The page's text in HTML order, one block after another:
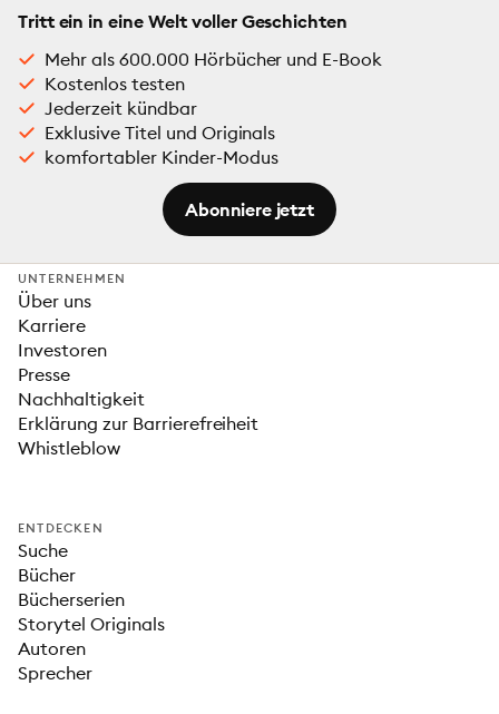
Tritt ein in eine Welt voller Geschichten
Mehr als 600.000 Hörbücher und E-Book
Kostenlos testen
Jederzeit kündbar
Exklusive Titel und Originals
komfortabler Kinder-Modus
Abonniere jetzt
UNTERNEHMEN
Über uns
Karriere
Investoren
Presse
Nachhaltigkeit
Erklärung zur Barrierefreiheit
Whistleblow
ENTDECKEN
Suche
Bücher
Bücherserien
Storytel Originals
Autoren
Sprecher